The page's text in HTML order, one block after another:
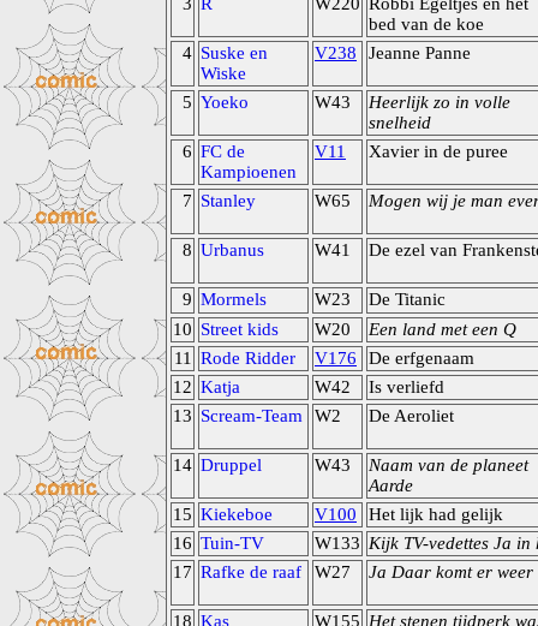
bed van de koe
4 Suske en
Wiske
V238 Jeanne Panne
5 Yoeko W43
Heerlijk zo in volle
snelheid
6 FC de
Kampioenen
V11 Xavier in de puree
7 Stanley W65 Mogen wij je man
8 Urbanus W41 De ezel van
9 Mormels W23
De Titanic
10 Street kids W20
Een land met een Q
11
Rode Ridder V176
De erfgenaam
12 Katja W42
Is verliefd
13 Scream-Team W2 De Aeroliet
14 Druppel W43
Naam van de planeet
Aarde
15 Kiekeboe V100
Het lijk had gelijk
16 Tuin-TV W133 Kijk TV-vedettes Ja in
17 Rafke de raaf W27 Ja Daar komt er weer
18 Kas W155 Het stenen tijdperk